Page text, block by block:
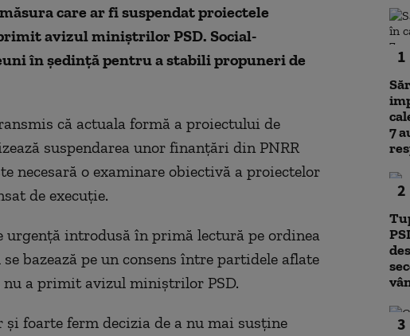
care ar fi suspendat proiectele
avizul miniștrilor PSD. Social-
în ședință pentru a stabili propuneri de
că actuala formă a proiectului de
suspendarea unor finanțări din PNRR
necesară o examinare obiectivă a proiectelor
de execuție.
urgență introdusă în primă lectură pe ordinea
se bazează pe un consens între partidele aflate
a primit avizul miniștrilor PSD.
foarte ferm decizia de a nu mai susține
1
7
2
3